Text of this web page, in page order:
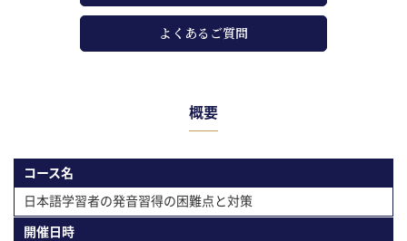
よくあるご質問
概要
コース名
日本語学習者の発音習得の困難点と対策
開催⽇時